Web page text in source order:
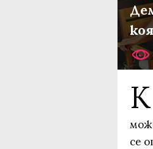
К
се